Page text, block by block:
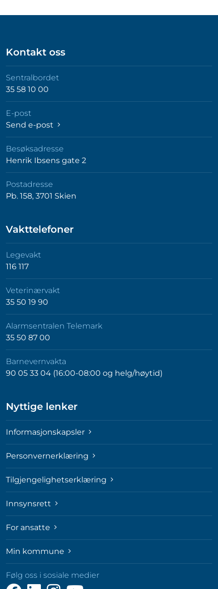
Kontakt oss
Sentralbordet
35 58 10 00
E-post
Send e-post
Besøksadresse
Henrik Ibsens gate 2
Postadresse
Pb. 158, 3701 Skien
Vakttelefoner
Legevakt
116 117
Veterinærvakt
35 50 19 90
Alarmsentralen Telemark
35 50 87 00
Barnevernvakta
90 05 33 04 (16:00-08:00 og helg/høytid)
Nyttige lenker
Informasjonskapsler
Personvernerklæring
Tilgjengelighetserklæring
Innsynsrett
For ansatte
Min kommune
Følg oss i sosiale medier